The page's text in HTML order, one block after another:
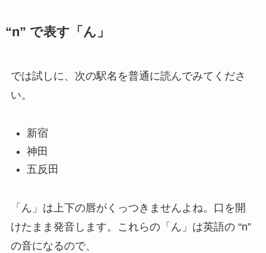
“n” で表す「ん」
では試しに、次の駅名を普通に読んでみてくださ
い。
新宿
神田
五反田
「ん」は上下の唇がくっつきませんよね。口を開
けたまま発音します。これらの「ん」は英語の “n”
の音になるので、